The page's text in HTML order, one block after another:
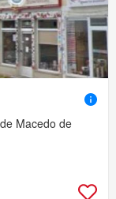
Macedo de